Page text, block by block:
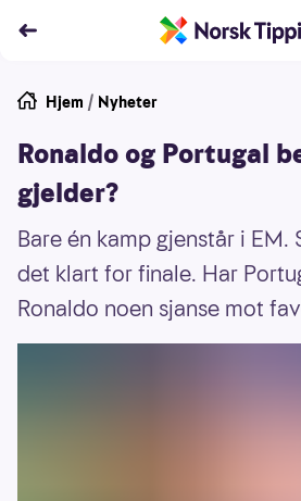
Hjem / Nyheter
Ronaldo og Portugal
gjelder?
Bare én kamp gjenstår i EM.
det klart for finale. Har
Ronaldo noen sjanse mot